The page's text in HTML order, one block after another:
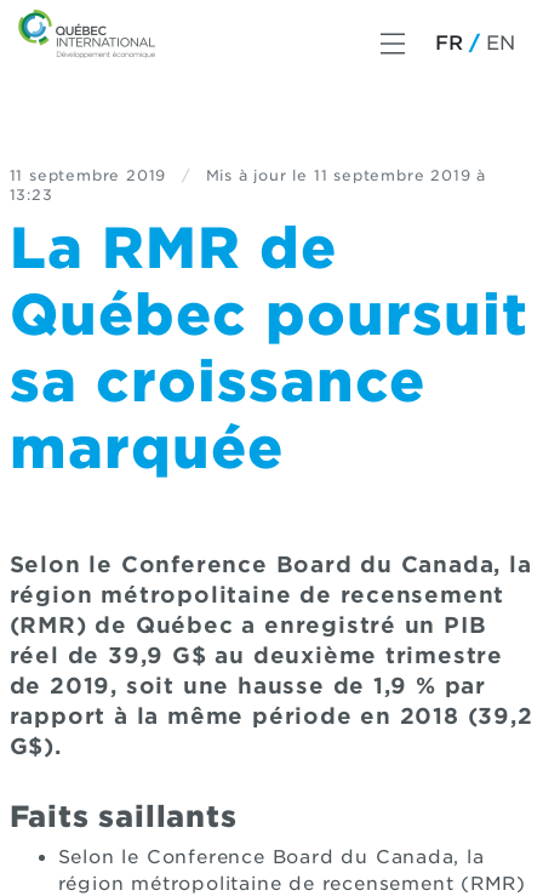
FR EN
11 septembre 2019 / Mis à jour le 11 septembre 2019 à
13:23
La RMR de
Québec poursuit
sa croissance
marquée
Selon le Conference Board du Canada, la
région métropolitaine de recensement
(RMR) de Québec a enregistré un PIB
réel de 39,9 G$ au deuxième trimestre
de 2019, soit une hausse de 1,9 % par
rapport à la même période en 2018 (39,2
G$).
Faits saillants
Selon le Conference Board du Canada, la
région métropolitaine de recensement (RMR)